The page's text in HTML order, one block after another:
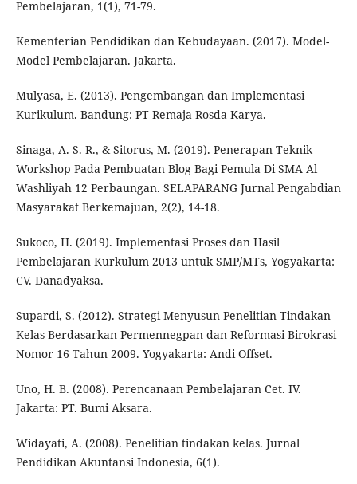
Pembelajaran, 1(1), 71-79.
Kementerian Pendidikan dan Kebudayaan. (2017). Model-
Model Pembelajaran. Jakarta.
Mulyasa, E. (2013). Pengembangan dan Implementasi
Kurikulum. Bandung: PT Remaja Rosda Karya.
Sinaga, A. S. R., & Sitorus, M. (2019). Penerapan Teknik
Workshop Pada Pembuatan Blog Bagi Pemula Di SMA Al
Washliyah 12 Perbaungan. SELAPARANG Jurnal Pengabdian
Masyarakat Berkemajuan, 2(2), 14-18.
Sukoco, H. (2019). Implementasi Proses dan Hasil
Pembelajaran Kurkulum 2013 untuk SMP/MTs, Yogyakarta:
CV. Danadyaksa.
Supardi, S. (2012). Strategi Menyusun Penelitian Tindakan
Kelas Berdasarkan Permennegpan dan Reformasi Birokrasi
Nomor 16 Tahun 2009. Yogyakarta: Andi Offset.
Uno, H. B. (2008). Perencanaan Pembelajaran Cet. IV.
Jakarta: PT. Bumi Aksara.
Widayati, A. (2008). Penelitian tindakan kelas. Jurnal
Pendidikan Akuntansi Indonesia, 6(1).